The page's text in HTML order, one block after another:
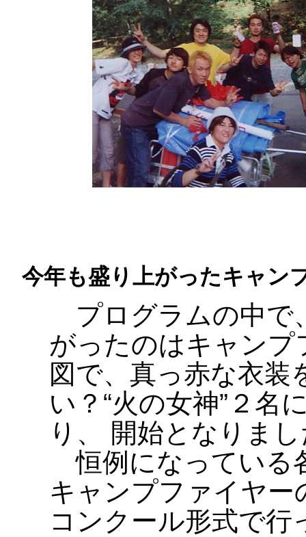
今年も盛り上がったキャン
プログラムの中で
がったのはキャンプ
図で、真っ赤な衣装
い？“火の女神”２名
り、 開始となりま
恒例になっている
キャンプファイヤ
コンクール形式で